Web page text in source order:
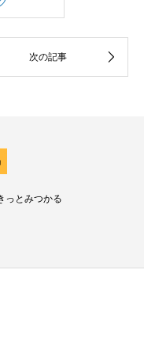
っとみつかる